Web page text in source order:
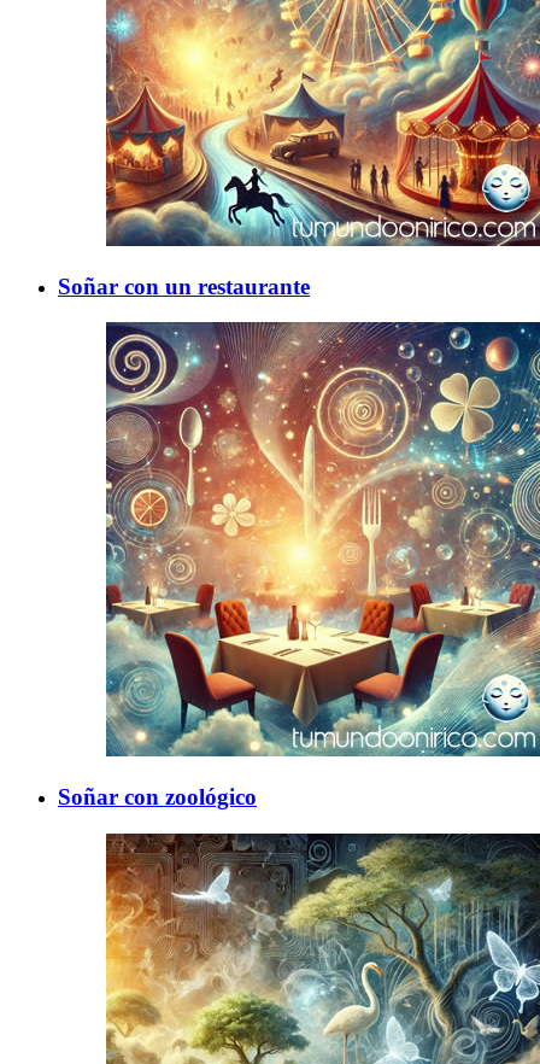
Soñar con un restaurante
Soñar con zoológico